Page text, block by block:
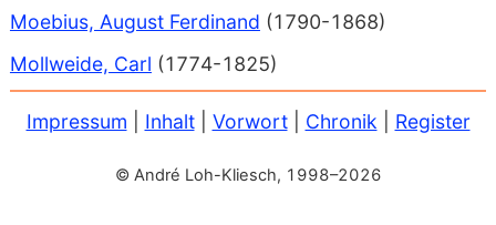
Moebius, August Ferdinand (1790-1868)
Mollweide, Carl (1774-1825)
Impressum Inhalt| Vorwort| Chronik Register